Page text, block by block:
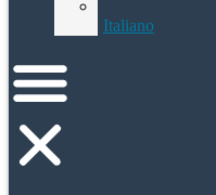
Italiano